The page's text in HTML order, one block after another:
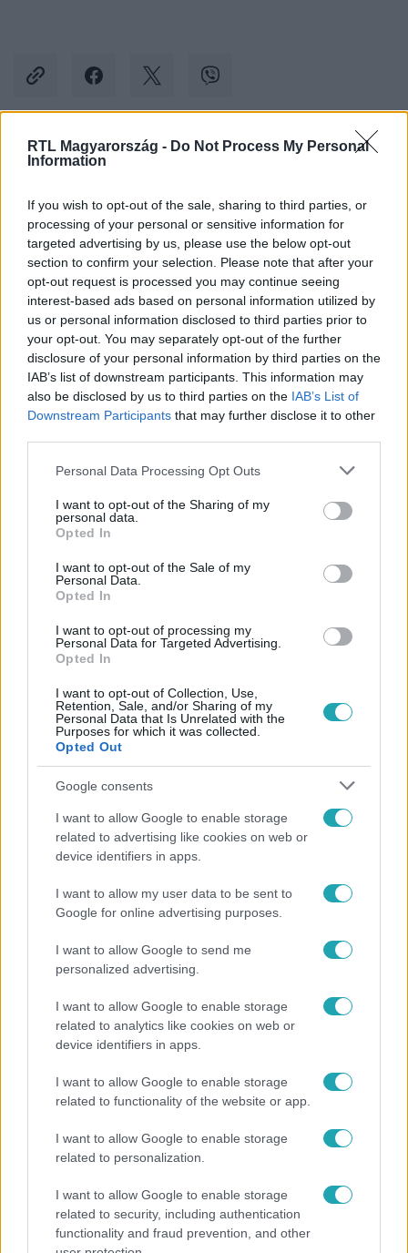
RTL Magyarország - Do Not Process My Personal
Information
If you wish to opt-out of the sale, sharing to third parties, or
processing of your personal or sensitive information for
targeted advertising by us, please use the below opt-out
section to confirm your selection. Please note that after your
opt-out request is processed you may continue seeing
interest-based ads based on personal information utilized by
us or personal information disclosed to third parties prior to
your opt-out. You may separately opt-out of the further
disclosure of your personal information by third parties on the
IAB’s list of downstream participants. This information may
also be disclosed by us to third parties on the IAB’s List of
Downstream Participants that may further disclose it to other
Please note that this website/app uses one or more Google
not limited to your visit or usage behaviour. You may click to
grant or deny consent to Google and its third-party tags to
use your data for below specified purposes in below Google
consent section.
Personal Data Processing Opt Outs
I want to opt-out of the Sharing of my
personal data.
Opted In
I want to opt-out of the Sale of my
Personal Data.
Opted In
I want to opt-out of processing my
Personal Data for Targeted Advertising.
Opted In
I want to opt-out of Collection, Use,
Retention, Sale, and/or Sharing of my
Personal Data that Is Unrelated with the
Purposes for which it was collected.
Opted Out
Google consents
I want to allow Google to enable storage
related to advertising like cookies on web or
device identifiers in apps.
I want to allow my user data to be sent to
Google for online advertising purposes.
I want to allow Google to send me
personalized advertising.
I want to allow Google to enable storage
related to analytics like cookies on web or
device identifiers in apps.
I want to allow Google to enable storage
related to functionality of the website or app.
I want to allow Google to enable storage
related to personalization.
I want to allow Google to enable storage
related to security, including authentication
functionality and fraud prevention, and other
Kövess minket, és értesülj a friss hírekről a
Követem
KÜLFÖLD USA # EVOLÚCIÓ
#VALLÁS #LÖVÖLDÖZÉS
Népszerű
„Magyarként nekem nagyon fura volt” – Pusztai
Olivér elárulta, milyen valójában az élet a világ
legélhetőbb városában
Majkát a SIC Feszten